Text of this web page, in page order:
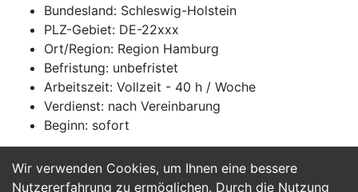
Wir verwenden Cookies, um Ihnen eine bessere
Nutzererfahrung zu ermöglichen. Durch die Nutzung
Bundesland: Schleswig-Holstein
PLZ-Gebiet: DE-22xxx
Ort/Region: Region Hamburg
Befristung: unbefristet
Arbeitszeit: Vollzeit - 40 h / Woche
Verdienst: nach Vereinbarung
Beginn: sofort
Jetzt Bewerben